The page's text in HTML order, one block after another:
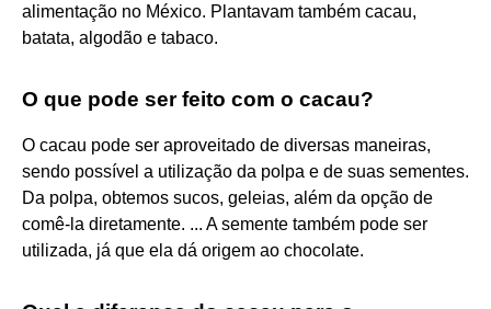
alimentação no México. Plantavam também cacau,
batata, algodão e tabaco.
O que pode ser feito com o cacau?
O cacau pode ser aproveitado de diversas maneiras,
sendo possível a utilização da polpa e de suas sementes.
Da polpa, obtemos sucos, geleias, além da opção de
comê-la diretamente. ... A semente também pode ser
utilizada, já que ela dá origem ao chocolate.